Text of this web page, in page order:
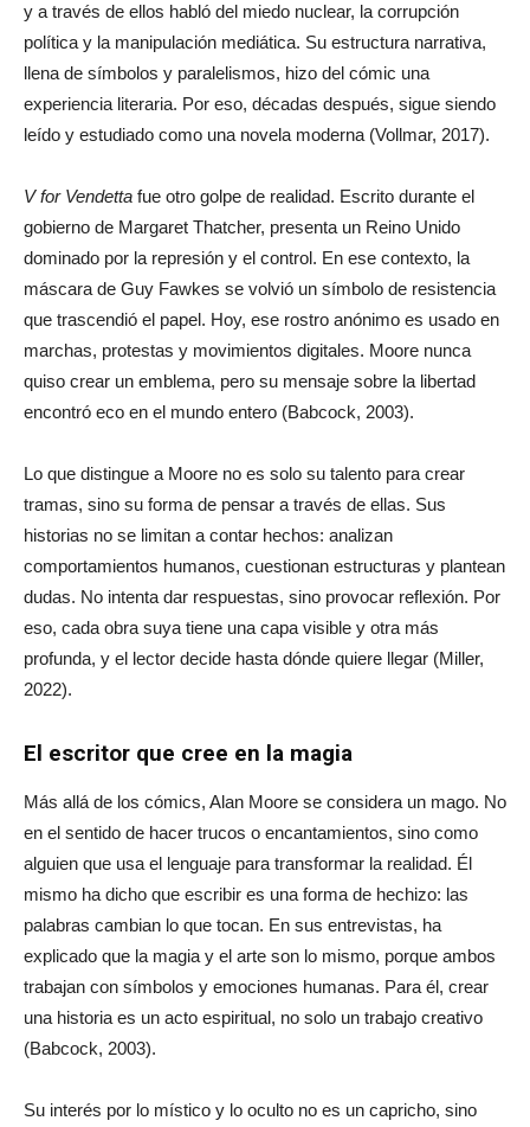
y a través de ellos habló del miedo nuclear, la corrupción
política y la manipulación mediática. Su estructura narrativa,
llena de símbolos y paralelismos, hizo del cómic una
experiencia literaria. Por eso, décadas después, sigue siendo
leído y estudiado como una novela moderna (Vollmar, 2017).
V for Vendetta fue otro golpe de realidad. Escrito durante el
gobierno de Margaret Thatcher, presenta un Reino Unido
dominado por la represión y el control. En ese contexto, la
máscara de Guy Fawkes se volvió un símbolo de resistencia
que trascendió el papel. Hoy, ese rostro anónimo es usado en
marchas, protestas y movimientos digitales. Moore nunca
quiso crear un emblema, pero su mensaje sobre la libertad
encontró eco en el mundo entero (Babcock, 2003).
Lo que distingue a Moore no es solo su talento para crear
tramas, sino su forma de pensar a través de ellas. Sus
historias no se limitan a contar hechos: analizan
comportamientos humanos, cuestionan estructuras y plantean
dudas. No intenta dar respuestas, sino provocar reflexión. Por
eso, cada obra suya tiene una capa visible y otra más
profunda, y el lector decide hasta dónde quiere llegar (Miller,
2022).
El escritor que cree en la magia
Más allá de los cómics, Alan Moore se considera un mago. No
en el sentido de hacer trucos o encantamientos, sino como
alguien que usa el lenguaje para transformar la realidad. Él
mismo ha dicho que escribir es una forma de hechizo: las
palabras cambian lo que tocan. En sus entrevistas, ha
explicado que la magia y el arte son lo mismo, porque ambos
trabajan con símbolos y emociones humanas. Para él, crear
una historia es un acto espiritual, no solo un trabajo creativo
(Babcock, 2003).
Su interés por lo místico y lo oculto no es un capricho, sino